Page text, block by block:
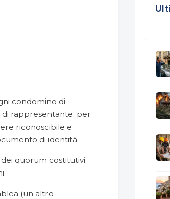
condomino di
di rappresentante; per
riconoscibile e
di identità.
quorum costitutivi
(un altro